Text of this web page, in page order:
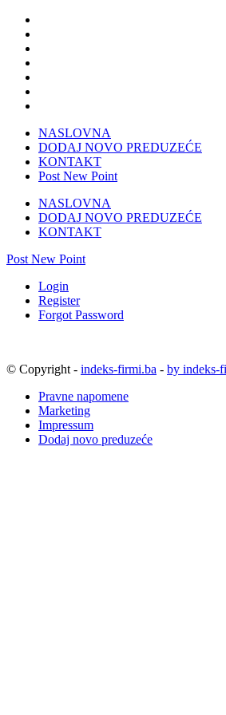
NASLOVNA
DODAJ NOVO PREDUZEĆE
KONTAKT
Post New Point
NASLOVNA
DODAJ NOVO PREDUZEĆE
KONTAKT
Post New Point
Login
Register
Forgot Password
© Copyright - indeks-firmi.ba - by indeks-
Pravne napomene
Marketing
Impressum
Dodaj novo preduzeće